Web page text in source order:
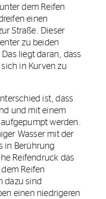
dem Reifen
einen
Straße. Dieser
zu beiden
liegt daran, dass
in Kurven zu
ist, dass
und mit einem
werden.
Wasser mit der
in Berührung
Reifendruck das
Reifen
dazu sind
einen niedrigeren